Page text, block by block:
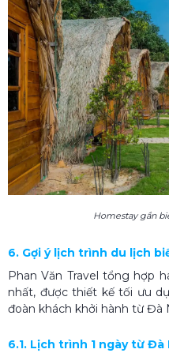
Homestay gần
6. Gợi ý lịch trình du lịch
Phan Văn Travel tổng hợp
nhất, được thiết kế tối ưu
đoàn khách khởi hành từ Đà
6.1. Lịch trình 1 ngày từ Đà